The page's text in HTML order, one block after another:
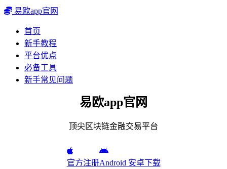
易欧app官网
首页
新手教程
平台优点
必备工具
新手常见问题
易欧app官网
顶尖区块链金融交易平台
官方注册Android 安卓下载